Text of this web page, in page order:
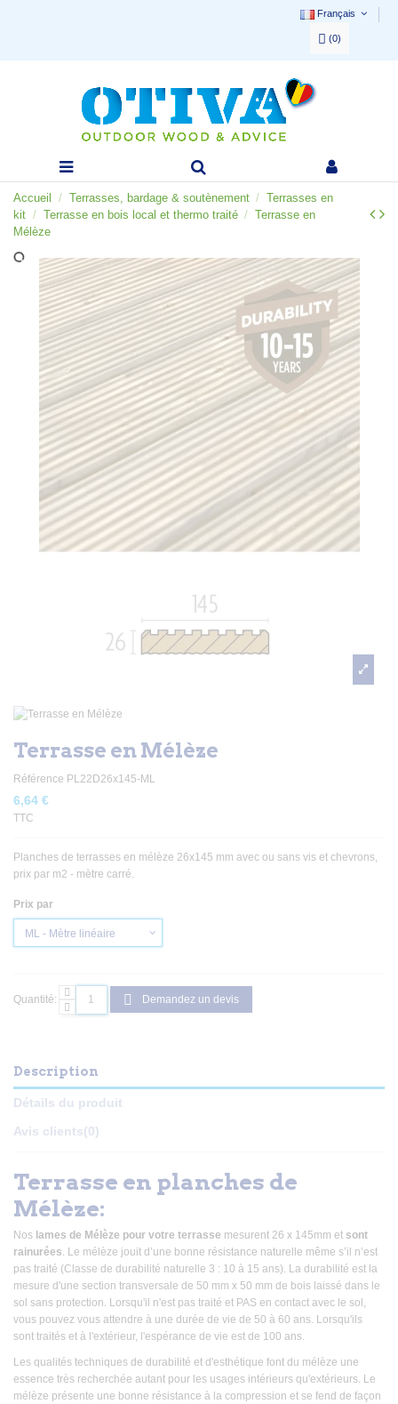
Français
(0)
Accueil Terrasses, bardage & soutènement
Terrasses en
kit
Terrasse en bois local et thermo traité
Terrasse en
Mélèze
Terrasse en Mélèze
Référence PL22D26x145-ML
6,64 €
TTC
Planches de terrasses en mélèze 26x145 mm avec ou sans vis et chevrons,
prix par m2 - mètre carré.
Prix par
Quantité: Demandez un devis
Description
Détails du produit
Avis clients(0)
Terrasse en planches de
Mélèze:
Nos lames de Mélèze pour votre terrasse mesurent 26 x 145mm et sont
rainurées. Le mélèze jouit d’une bonne résistance naturelle même s’il n’est
pas traité (Classe de durabilité naturelle 3 : 10 à 15 ans). La durabilité est la
mesure d'une section transversale de 50 mm x 50 mm de bois laissé dans le
sol sans protection. Lorsqu'il n'est pas traité et PAS en contact avec le sol,
vous pouvez vous attendre à une durée de vie de 50 à 60 ans. Lorsqu'ils
sont traités et à l'extérieur, l'espérance de vie est de 100 ans.
Les qualités techniques de durabilité et d'esthétique font du mélèze une
essence très recherchée autant pour les usages intérieurs qu'extérieurs. Le
mélèze présente une bonne résistance à la compression et se fend de façon